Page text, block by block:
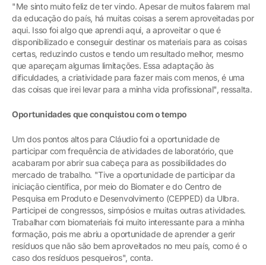
"Me sinto muito feliz de ter vindo. Apesar de muitos falarem mal
da educação do país, há muitas coisas a serem aproveitadas por
aqui. Isso foi algo que aprendi aqui, a aproveitar o que é
disponibilizado e conseguir destinar os materiais para as coisas
certas, reduzindo custos e tendo um resultado melhor, mesmo
que apareçam algumas limitações. Essa adaptação às
dificuldades, a criatividade para fazer mais com menos, é uma
das coisas que irei levar para a minha vida profissional", ressalta.
Oportunidades que conquistou com o tempo
Um dos pontos altos para Cláudio foi a oportunidade de
participar com frequência de atividades de laboratório, que
acabaram por abrir sua cabeça para as possibilidades do
mercado de trabalho. "Tive a oportunidade de participar da
iniciação científica, por meio do Biomater e do Centro de
Pesquisa em Produto e Desenvolvimento (CEPPED) da Ulbra.
Participei de congressos, simpósios e muitas outras atividades.
Trabalhar com biomateriais foi muito interessante para a minha
formação, pois me abriu a oportunidade de aprender a gerir
resíduos que não são bem aproveitados no meu país, como é o
caso dos resíduos pesqueiros", conta.